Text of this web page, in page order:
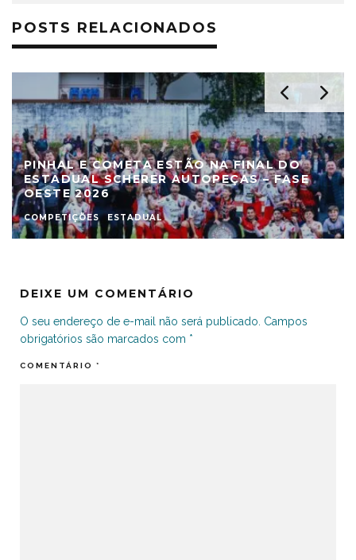
POSTS RELACIONADOS
DEFINIDOS OS SEMIFINALISTAS DO
ESTADUAL DE AMADORES – FASE OESTE
2026
COMPETIÇÕES ESTADUAL NOTÍCIAS
DEIXE UM COMENTÁRIO
O seu endereço de e-mail não será publicado. Campos
obrigatórios são marcados com *
COMENTÁRIO *